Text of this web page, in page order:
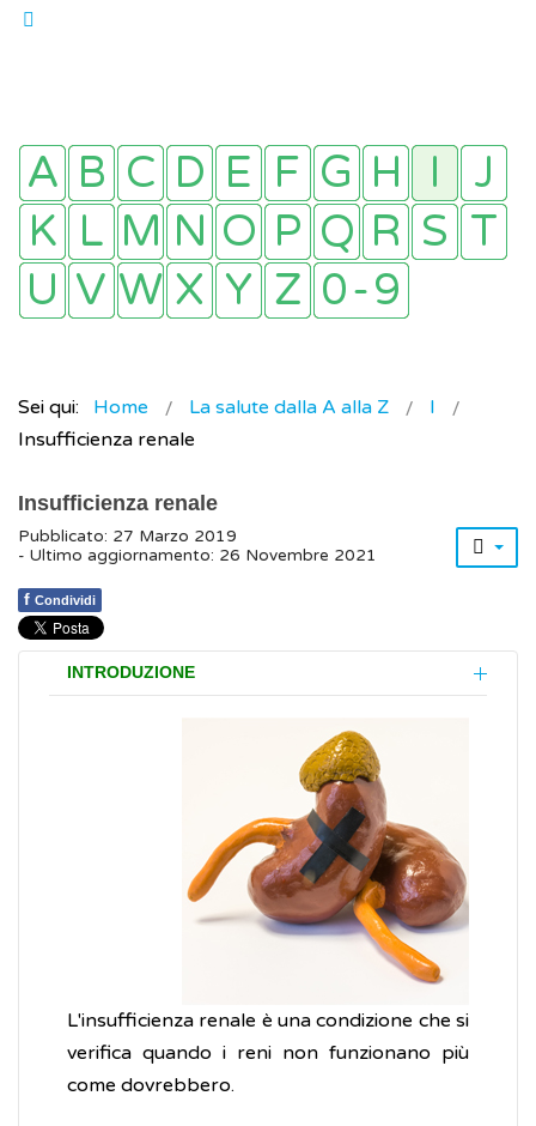
Sei qui: Home La salute dalla A alla Z
I
Insufficienza renale
Insufficienza renale
Pubblicato: 27 Marzo 2019
- Ultimo aggiornamento: 26 Novembre 2021
f Condividi
INTRODUZIONE
L'insufficienza renale è una condizione che si
verifica quando i reni non funzionano più
come dovrebbero.